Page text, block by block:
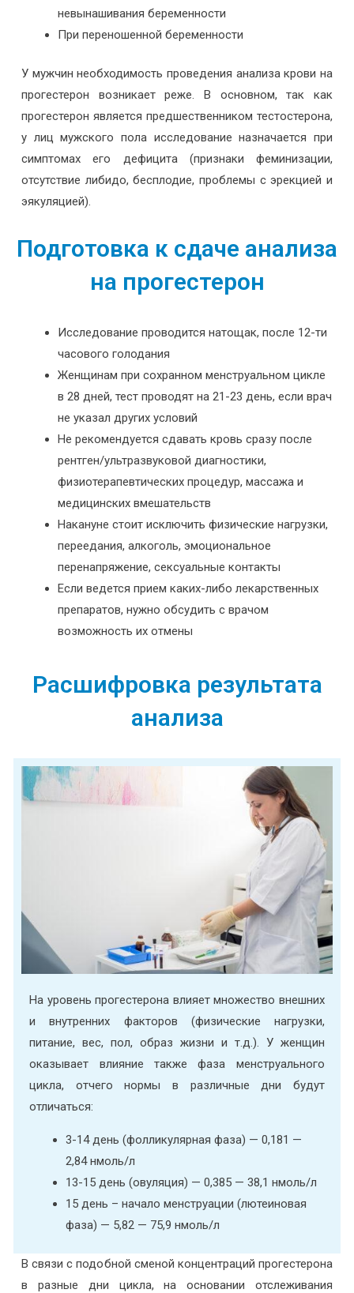
невынашивания беременности
При переношенной беременности
У мужчин необходимость проведения анализа крови на
прогестерон возникает реже. В основном, так как
прогестерон является предшественником тестостерона,
у лиц мужского пола исследование назначается при
симптомах его дефицита (признаки феминизации,
отсутствие либидо, бесплодие, проблемы с эрекцией и
эякуляцией).
Подготовка к сдаче анализа
на прогестерон
Исследование проводится натощак, после 12-ти
часового голодания
Женщинам при сохранном менструальном цикле
в 28 дней, тест проводят на 21-23 день, если врач
не указал других условий
Не рекомендуется сдавать кровь сразу после
рентген/ультразвуковой диагностики,
физиотерапевтических процедур, массажа и
медицинских вмешательств
Накануне стоит исключить физические нагрузки,
переедания, алкоголь, эмоциональное
перенапряжение, сексуальные контакты
Если ведется прием каких-либо лекарственных
препаратов, нужно обсудить с врачом
возможность их отмены
Расшифровка результата
анализа
На уровень прогестерона влияет множество внешних
и внутренних факторов (физические нагрузки,
питание, вес, пол, образ жизни и т.д.). У женщин
оказывает влияние также фаза менструального
цикла, отчего нормы в различные дни будут
отличаться:
3-14 день (фолликулярная фаза) — 0,181 —
2,84 нмоль/л
13-15 день (овуляция) — 0,385 — 38,1 нмоль/л
15 день – начало менструации (лютеиновая
фаза) — 5,82 — 75,9 нмоль/л
В связи с подобной сменой концентраций прогестерона
в разные дни цикла, на основании отслеживания